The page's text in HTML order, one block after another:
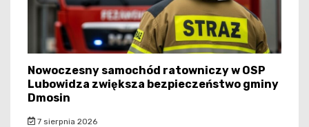
Nowoczesny samochód ratowniczy w OSP
Lubowidza zwiększa bezpieczeństwo gminy
Dmosin
7 sierpnia 2026